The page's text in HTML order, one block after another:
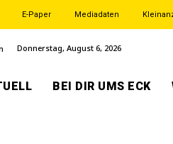
E-Paper Mediadaten
Donnerstag, August 6, 2026
BEI DIR UMS ECK